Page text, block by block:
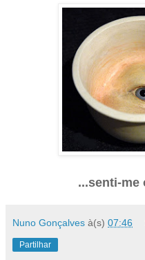
...senti-me
Nuno Gonçalves à(s) 07:46
Partilhar